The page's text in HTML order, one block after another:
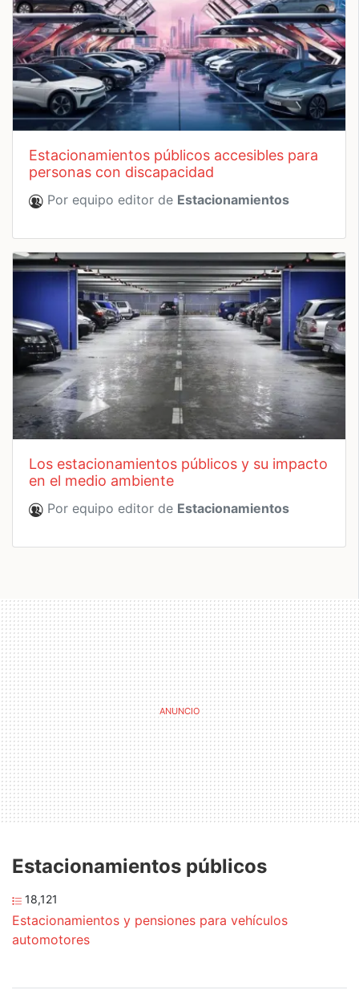
estacionamientos públicos accesibles para
personas con discapacidad
Por equipo editor de Estacionamientos
los estacionamientos públicos y su impacto
en el medio ambiente
Por equipo editor de Estacionamientos
Estacionamientos públicos
18,121
Estacionamientos y pensiones para vehículos
automotores